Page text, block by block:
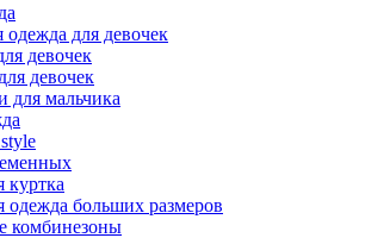
одежда для девочек
девочек
девочек
для мальчика
куртка
одежда больших размеров
комбинезоны